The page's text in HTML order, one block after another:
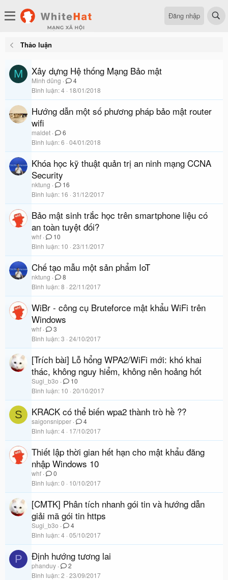
Đăng nhập
Thảo luận
M Xây dựng Hệ thống Mạng Bảo mật
Minh dũng
4
Bình luận 4 18/01/2018
Hướng dẫn một số phương pháp bảo mật router
wifi
maldet
6
Bình luận 6 04/01/2018
Khóa học kỹ thuật quản trị an ninh mạng CCNA
Security
nktung
16
Bình luận 16 31/12/2017
Bảo mật sinh trắc học trên smartphone liệu có
an toàn tuyệt đối?
whf
10
Bình luận 10 23/11/2017
Chế tạo mẫu một sản phẩm IoT
nktung
8
Bình luận 8 22/11/2017
WiBr - công cụ Bruteforce mật khẩu WiFi trên
Windows
whf
3
Bình luận 3 24/10/2017
[Trích bài] Lỗ hổng WPA2/WiFi mới: khó khai
thác, không nguy hiểm, không nên hoảng hốt
Sugi_b3o
10
Bình luận 10 20/10/2017
S KRACK có thể biến wpa2 thành trò hề ??
saigonsnipper
4
Bình luận 4 17/10/2017
Thiết lập thời gian hết hạn cho mật khẩu đăng
nhập Windows 10
whf
0
Bình luận 0 10/10/2017
[CMTK] Phân tích nhanh gói tin và hướng dẫn
giải mã gói tin https
Sugi_b3o
4
Bình luận 4 05/10/2017
P Định hướng tương lai
phanduy
2
Bình luận 2 23/09/2017